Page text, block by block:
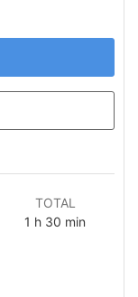
TOTAL
1 heure
h 30 minutes
min